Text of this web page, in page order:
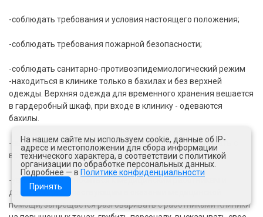
-соблюдать требования и условия настоящего положения;
-соблюдать требования пожарной безопасности;
-соблюдать санитарно-противоэпидемиологический режим
-находиться в клинике только в бахилах и без верхней
одежды. Верхняя одежда для временного хранения вешается
в гардеробный шкаф, при входе в клинику - одеваются
бахилы.
-выполнять предписания лечащего врача, сотрудничать с
врачом на всех этапах оказания медицинской помощи;
-уважительно относиться к медицинским работникам и
другим лицам, участвующим в оказании медицинской
помощи, запрещается разговаривать с работниками Клиники
На нашем сайте мы используем cookie, данные об IP-
адресе и местоположении для сбора информации
технического характера, в соответствии с политикой
организации по обработке персональных данных.
Подробнее — в Политике конфиденциальности
Принять